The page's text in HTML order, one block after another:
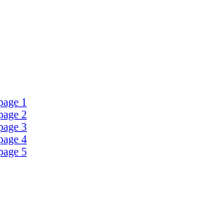
1
2
3
4
5